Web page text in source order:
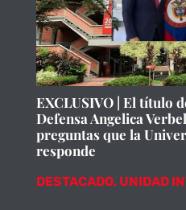
EXCLUSIVO | El título
Defensa Angelica
preguntas que la
responde
DESTACADO, UNIDAD